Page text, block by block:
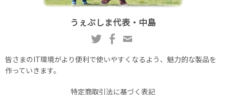
うぇぶしま代表・中島
皆さまのIT環境がより便利で使いやすくなるよう、魅力的な製品を
作っていきます。
特定商取引法に基づく表記